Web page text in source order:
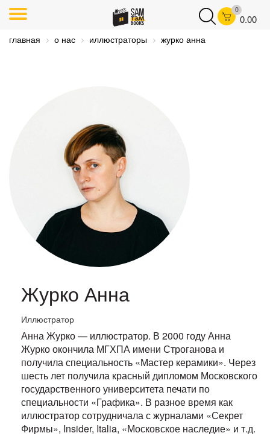
0
0.00
главная о нас иллюстраторы журко анна
Журко Анна
Иллюстратор
Анна Журко — иллюстратор. В 2000 году Анна
Журко окончила МГХПА имени Строганова и
получила специальность «Мастер керамики». Через
шесть лет получила красный дипломом Московского
государственного университета печати по
специальности «Графика». В разное время как
иллюстратор сотрудничала с журналами «Секрет
Фирмы», Insider, Italia, «Московское наследие» и т.д.